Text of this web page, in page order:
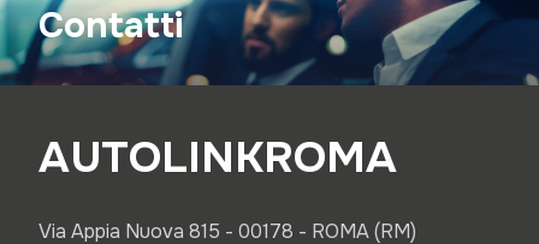
Contatti
AUTOLINKROMA
Via Appia Nuova 815 - 00178 - ROMA (RM)